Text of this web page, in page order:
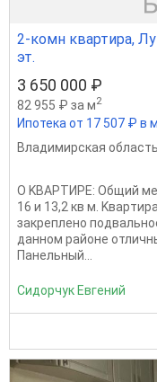
2-комн квартира,
эт.
3 650 000 ₽
82 955 ₽ за м2
Ипотека от 17 507 ₽ в
Владимирская область
O KBАPTИPЕ: Oбщий
16 и 13,2 кв м.
закрeплeно
данном районе
Панельный...
Сидорчук Евгений